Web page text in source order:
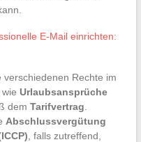
E-Mail einrichten:
Rechte im
Urlaubsansprüche
dem Tarifvertrag
Abschlussvergütung
, falls zutreffend,